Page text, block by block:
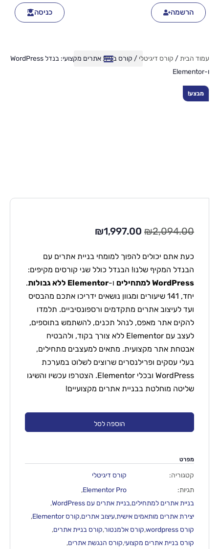
הרשמה כניסה
עמוד הבית/ קורס דיגיטלי
/ קורס בניית אתרים מקצועי: בנדל WordPress
ו-Elementor
מבצע!
₪2,094.00
₪1,997.00
כעת אתם יכולים להפוך למומחי בניית אתרים עם
הבנדל המקיף שלנו! הבנדל כולל שני קורסים מקיפים:
WordPress למתחילים
ו-Elementor ללא גבולות
.
יחד, 141 שיעורים ומגוון נושאים ידריכו אתכם מהבסיס
ועד לעיצוב אתרים מתקדמים ורספונסיביים. תלמדו
להקים אתר מאפס, לנהל תכנים, להשתמש בתוספים,
לעצב עם Elementor ללא צורך בקוד, ולהבטיח
אבטחת אתר מקצועית. מתאים למעצבים מתחילים,
בעלי עסקים ופרילנסרים שרוצים לשלוט במערכת
WordPress ובכלי Elementor. הצטרפו עכשיו והשיגו
שליטה מוחלטת בבניית אתרים מקצועיים!
הוספה לסל
מפרט
קטגוריה:
קורס דיגיטלי
תגיות:
Elementor Pro
,
בניית אתרים למתחילים,בניית אתרים עם WordPress
,
יצירת אתרים מותאמים אישית,עיצוב אתרים,קורס Elementor
,
קורס wordpress
,קורס אלמנטור,קורס בניית אתרים,
קורס בניית אתרים מקצועי,קורס הנגשת אתרים,